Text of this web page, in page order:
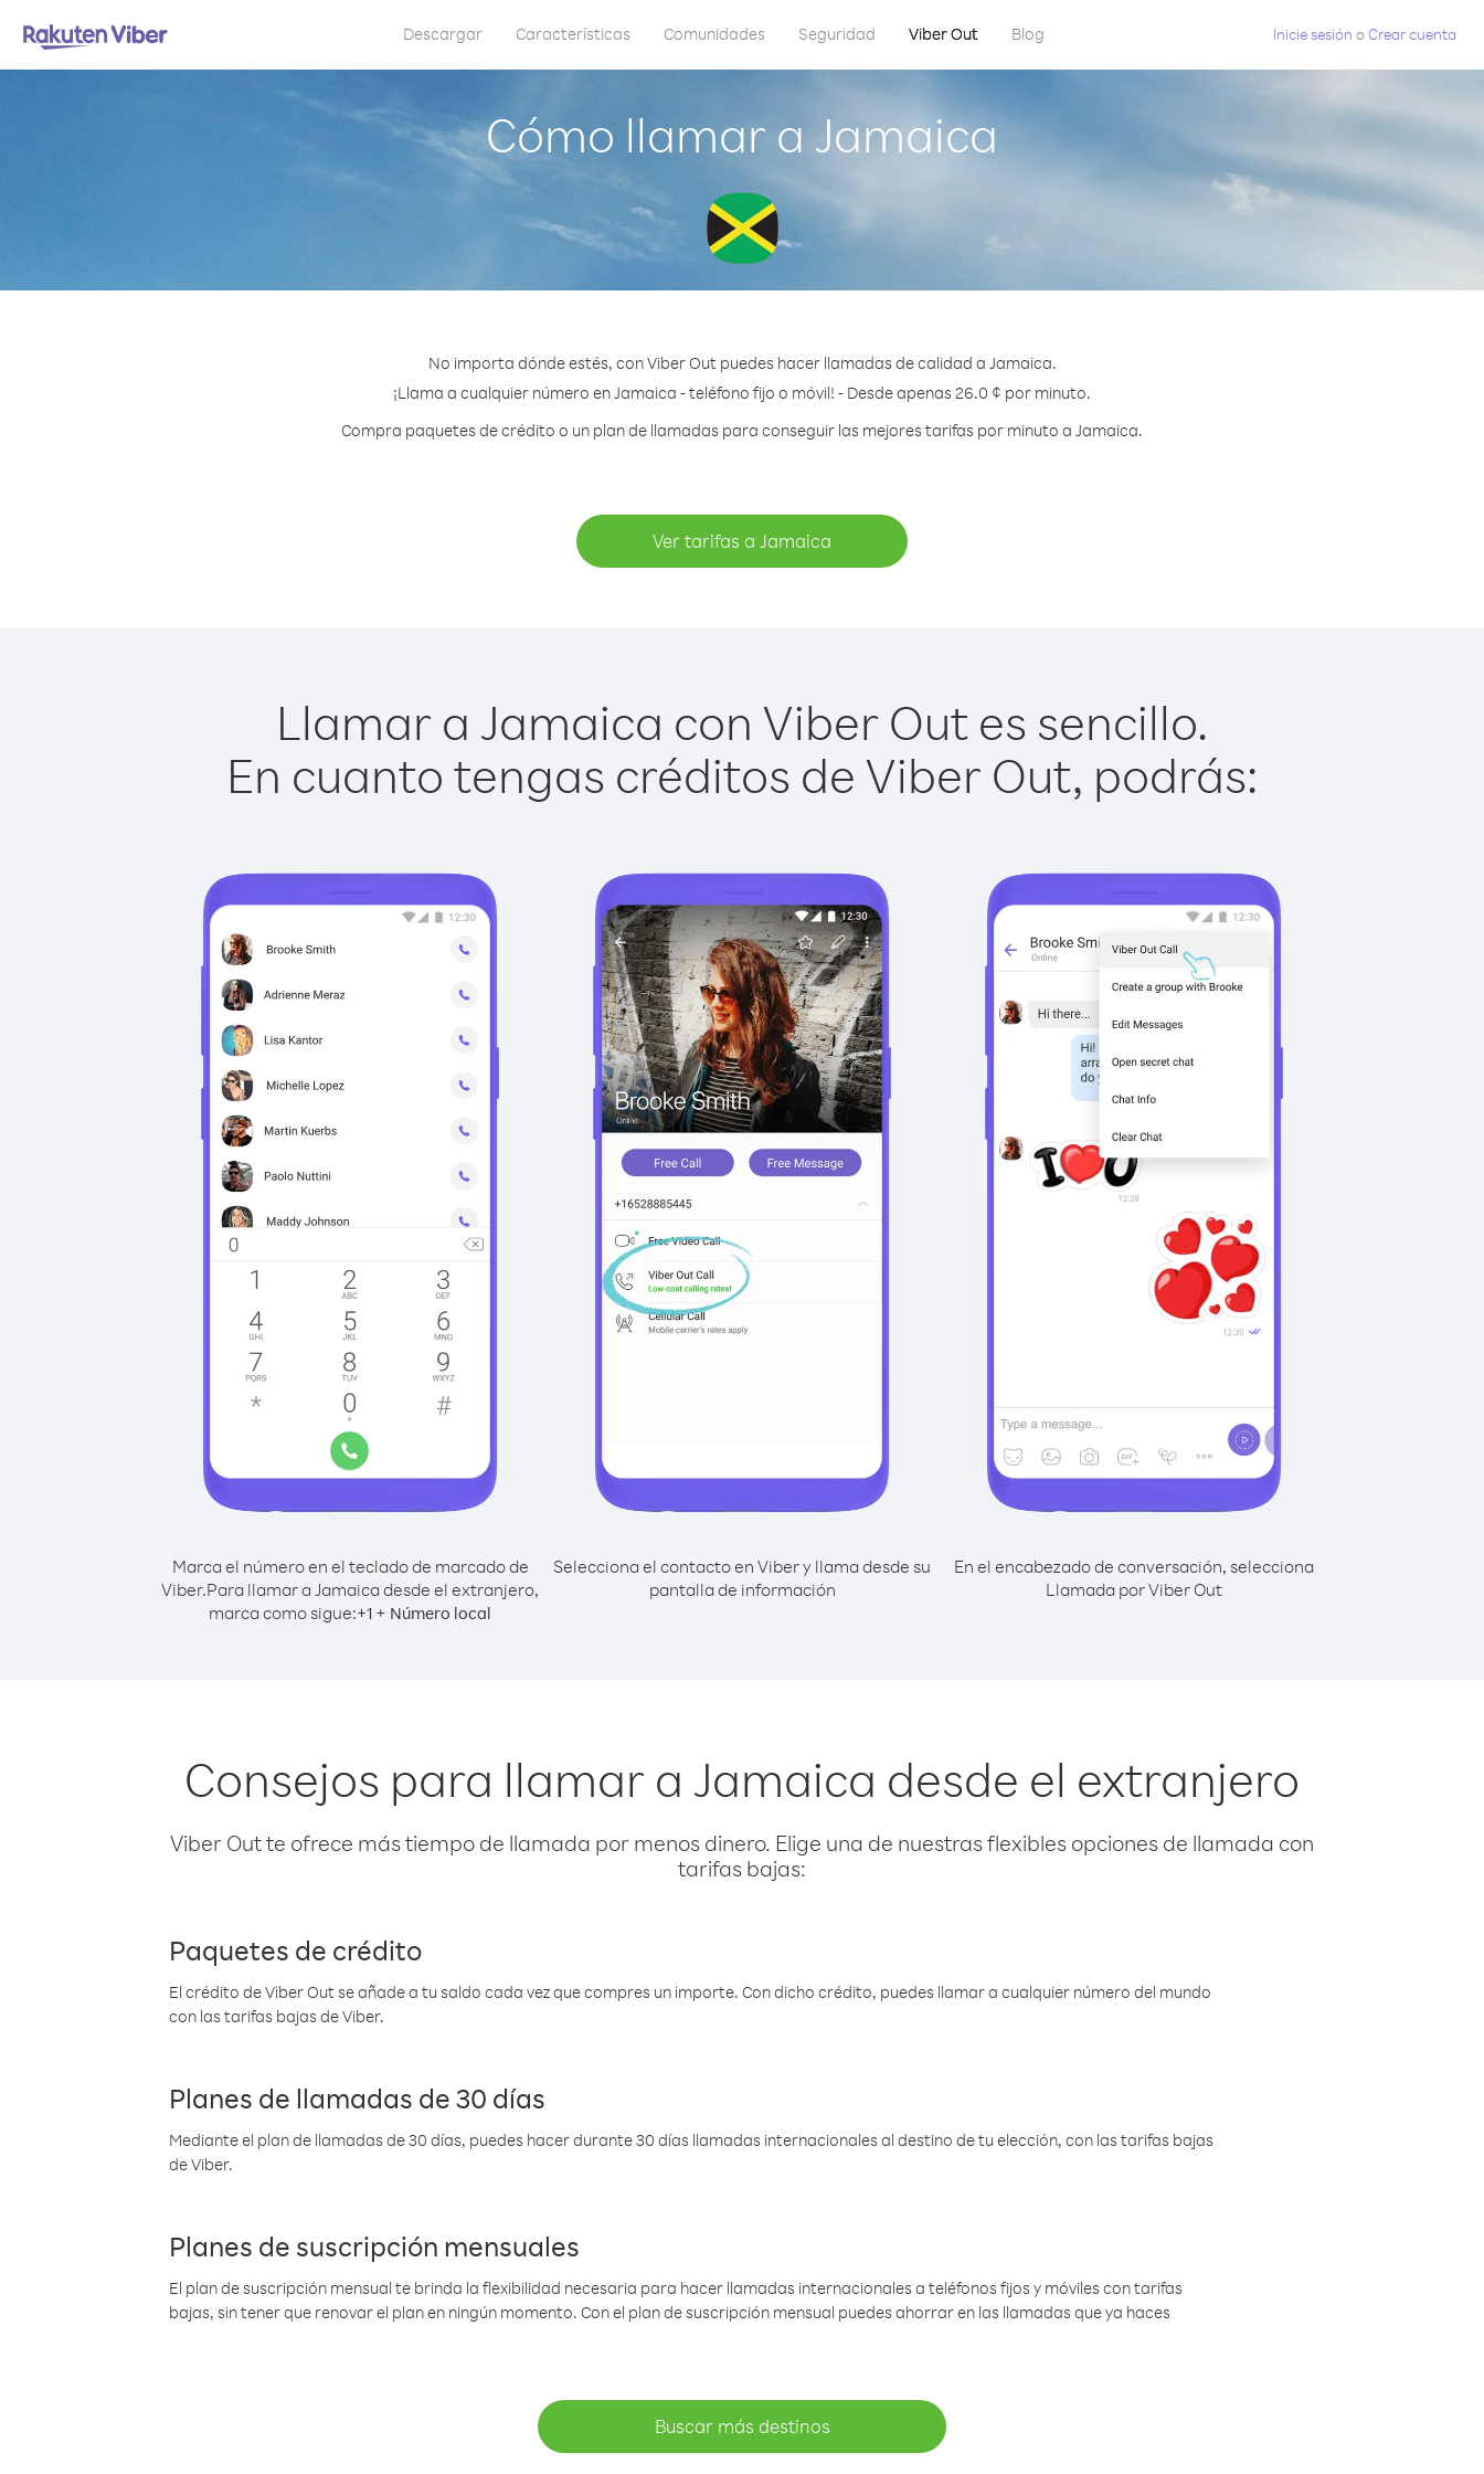
Descargar Características Comunidades Seguridad Viber Out Blog Inicie sesión oCrear cuenta
Cómo llamar a Jamaica
No importa dónde estés, con Viber Out puedes hacer llamadas de calidad a Jamaica.
¡Llama a cualquier número en Jamaica - teléfono fijo o móvil! - Desde apenas 26.0 ¢ por minuto.
Compra paquetes de crédito o un plan de llamadas para conseguir las mejores tarifas por minuto a Jamaica.
Ver tarifas a Jamaica
Llamar a Jamaica con Viber Out es sencillo.
En cuanto tengas créditos de Viber Out, podrás:
Marca el número en el teclado de marcado de
Viber.Para llamar a Jamaica desde el extranjero,
marca como sigue:+1 + Número local
Selecciona el contacto en Viber y llama desde su
pantalla de información
En el encabezado de conversación, selecciona
Llamada por Viber Out
Consejos para llamar a Jamaica desde el extranjero
Viber Out te ofrece más tiempo de llamada por menos dinero. Elige una de nuestras flexibles opciones de llamada con
tarifas bajas:
Paquetes de crédito
El crédito de Viber Out se añade a tu saldo cada vez que compres un importe. Con dicho crédito, puedes llamar a cualquier número del mundo
con las tarifas bajas de Viber.
Planes de llamadas de 30 días
Mediante el plan de llamadas de 30 días, puedes hacer durante 30 días llamadas internacionales al destino de tu elección, con las tarifas bajas
de Viber.
Planes de suscripción mensuales
El plan de suscripción mensual te brinda la flexibilidad necesaria para hacer llamadas internacionales a teléfonos fijos y móviles con tarifas
bajas, sin tener que renovar el plan en ningún momento. Con el plan de suscripción mensual puedes ahorrar en las llamadas que ya haces
Buscar más destinos